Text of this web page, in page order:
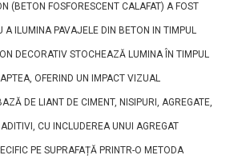
(BETON FOSFORESCENT CALAFAT) A FOST
A ILUMINA PAVAJELE DIN BETON IN TIMPUL
DECORATIV STOCHEAZĂ LUMINA ÎN TIMPUL
OFERIND UN IMPACT VIZUAL
DE LIANT DE CIMENT, NISIPURI, AGREGATE,
CU INCLUDEREA UNUI AGREGAT
PE SUPRAFAȚĂ PRINTR-O METODA